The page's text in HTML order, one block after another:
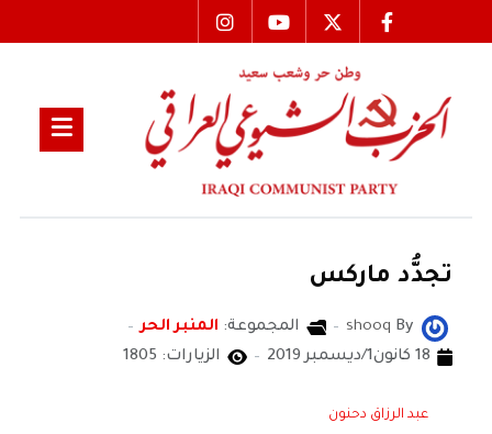
تجدُّد ماركس
By
shooq المجموعة: المنبر الحر
18 كانون1/ديسمبر 2019
الزيارات: 1805
عبد الرزاق دحنون